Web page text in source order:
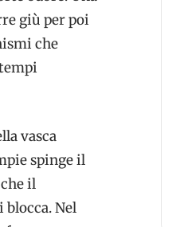
giù per poi
che
vasca
spinge il
il
blocca. Nel